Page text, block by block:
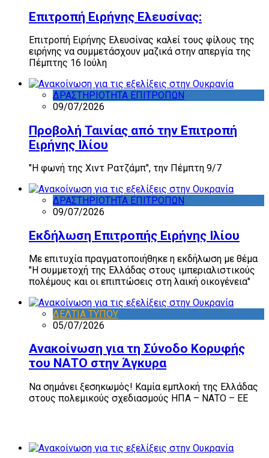
Επιτροπή Ειρήνης Ελευσίνας:
Επιτροπή Ειρήνης Ελευσίνας καλεί τους φίλους της
ειρήνης να συμμετάσχουν μαζικά στην απεργία της
Πέμπτης 16 Ιούλη
ΔΡΑΣΤΗΡΙΟΤΗΤΑ ΕΠΙΤΡΟΠΩΝ
09/07/2026
Προβολή Ταινίας από την Επιτροπή
Ειρήνης Ιλίου
"Η φωνή της Χιντ Ρατζάμπ", την Πέμπτη 9/7
ΔΡΑΣΤΗΡΙΟΤΗΤΑ ΕΠΙΤΡΟΠΩΝ
09/07/2026
Εκδήλωση Επιτροπής Ειρήνης Ιλίου
Με επιτυχία πραγματοποιήθηκε η εκδήλωση με θέμα
"Η συμμετοχή της Ελλάδας στους ιμπεριαλιστικούς
πολέμους και οι επιπτώσεις στη λαική οικογένεια"
ΔΕΛΤΙΑ ΤΥΠΟΥ
05/07/2026
Ανακοίνωση για τη Σύνοδο Κορυφής
του ΝΑΤΟ στην Άγκυρα
Να σημάνει ξεσηκωμός! Καμία εμπλοκή της Ελλάδας
στους πολεμικούς σχεδιασμούς ΗΠΑ – ΝΑΤΟ – ΕΕ